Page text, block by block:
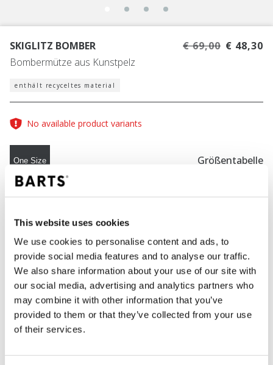
This website uses cookies
We use cookies to personalise content and ads, to
provide social media features and to analyse our traffic.
We also share information about your use of our site with
our social media, advertising and analytics partners who
may combine it with other information that you’ve
provided to them or that they’ve collected from your use
of their services.
SKIGLITZ BOMBER
Bombermütze aus Kunstpelz
€ 69,00 € 48,30
enthält recyceltes material
No available product variants
One Size Größentabelle
IN DEN WARENKORB
Bestellungen, die vor 12 Uhr MEZ (Montag bis
Freitag) bei uns eingehen, werden noch am selben
Kostenlose Lieferung für Bestellungen über 50€